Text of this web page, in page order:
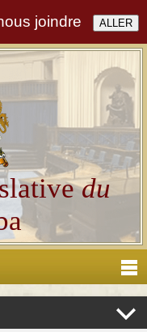
joindre
du